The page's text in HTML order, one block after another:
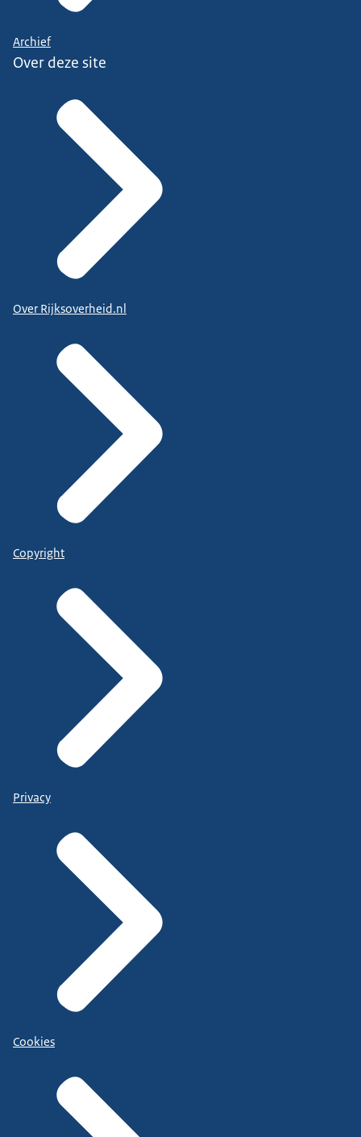
Archief
Over deze site
Over Rijksoverheid.nl
Copyright
Privacy
Cookies